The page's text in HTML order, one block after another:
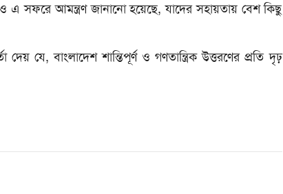
এ সফরে আমন্ত্রণ জানানো হয়েছে, যাদের সহায়তায় বেশ কিছু
যে, বাংলাদেশ শান্তিপূর্ণ ও গণতান্ত্রিক উত্তরণের প্রতি দৃঢ়